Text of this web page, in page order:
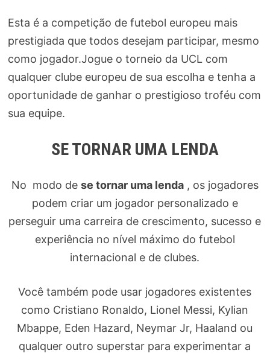
Esta é a competição de futebol europeu mais
prestigiada que todos desejam participar, mesmo
como jogador.Jogue o torneio da UCL com
qualquer clube europeu de sua escolha e tenha a
oportunidade de ganhar o prestigioso troféu com
sua equipe.
SE TORNAR UMA LENDA
No modo de se tornar uma lenda, os jogadores
podem criar um jogador personalizado e
perseguir uma carreira de crescimento, sucesso e
experiência no nível máximo do futebol
internacional e de clubes.
Você também pode usar jogadores existentes
como Cristiano Ronaldo, Lionel Messi, Kylian
Mbappe, Eden Hazard, Neymar Jr, Haaland ou
qualquer outro superstar para experimentar a